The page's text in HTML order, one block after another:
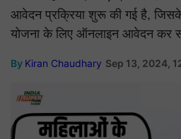
आवेदन प्रक्रिया शुरू की गई है, जिसके
योजना के लिए ऑनलाइन आवेदन कर
By Kiran Chaudhary Sep 13, 2024,